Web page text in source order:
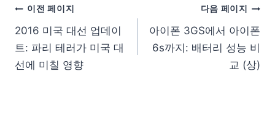
이전 페이지
2016 미국 대선 업데이
트: 파리 테러가 미국 대
선에 미칠 영향
다음 페이지
아이폰 3GS에서 아이폰
6s까지: 배터리 성능 비
교 (상)